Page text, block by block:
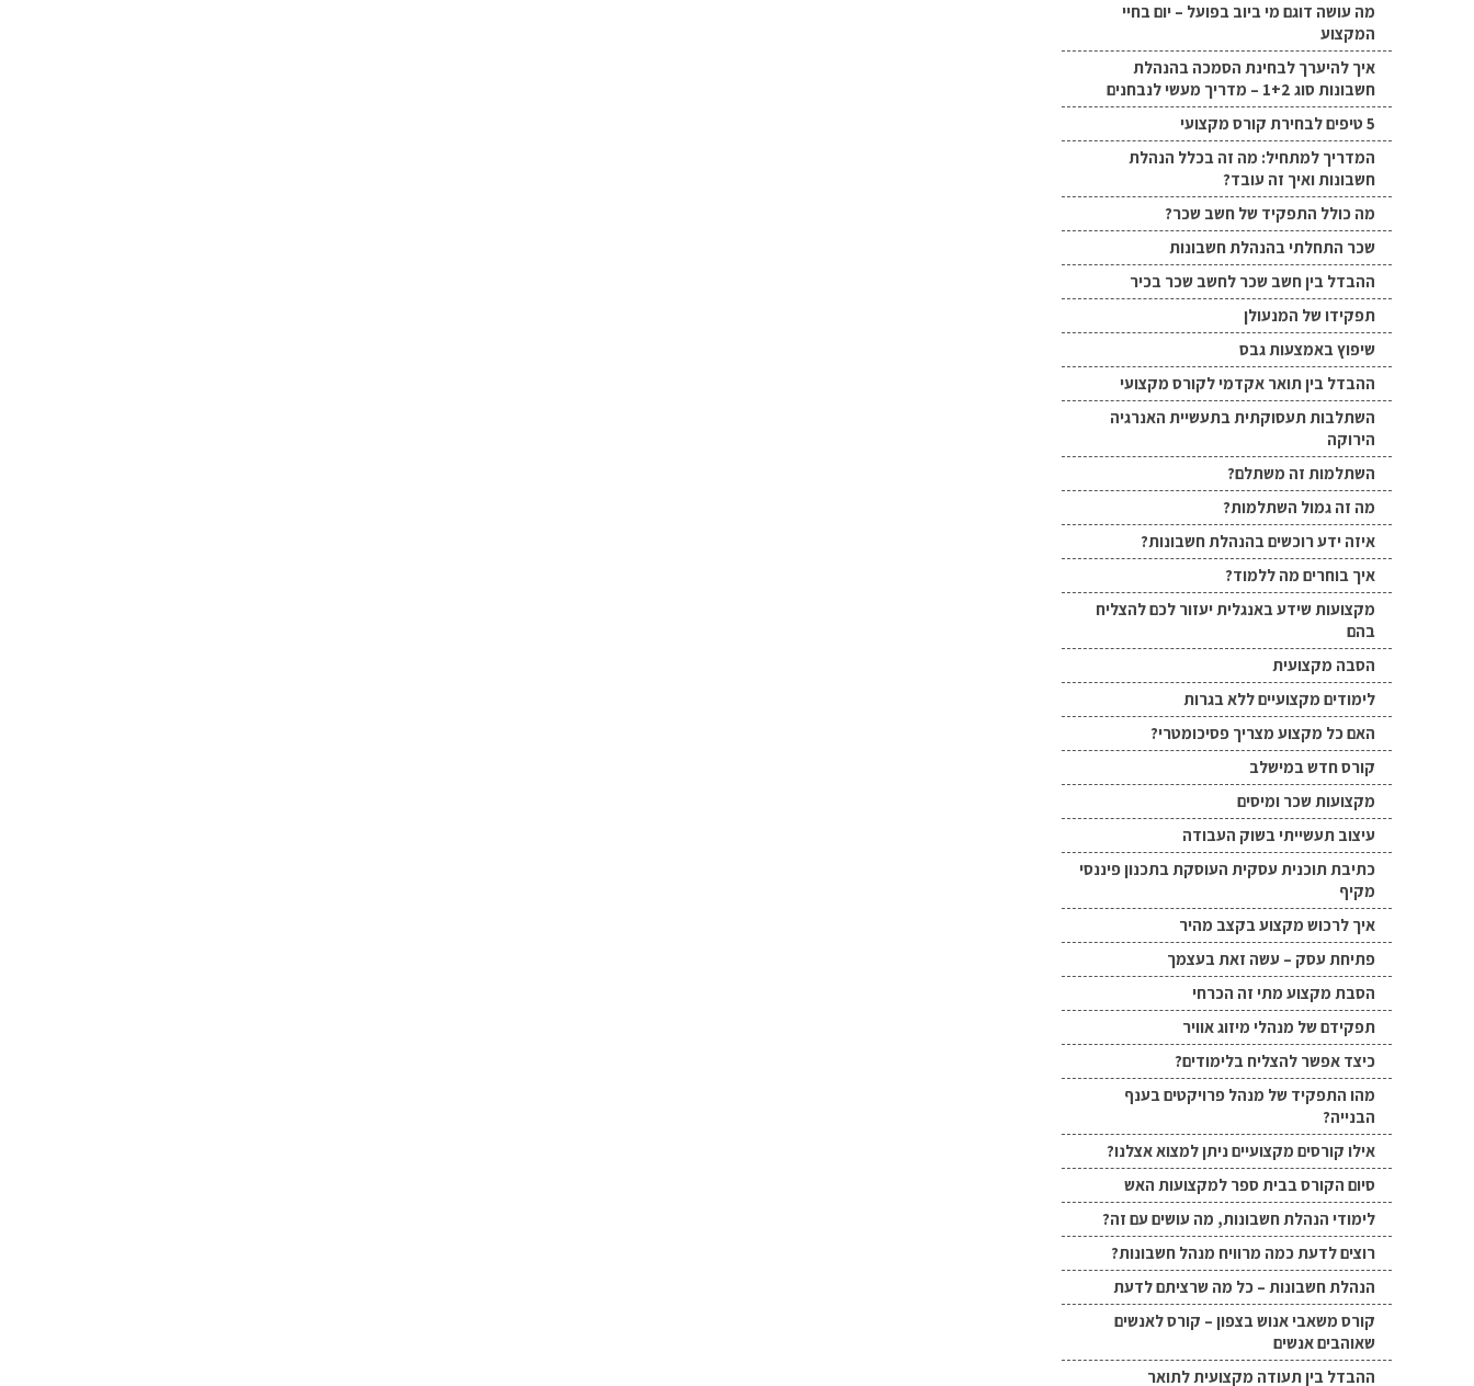
מה עושה דוגם מי ביוב בפועל – יום בחיי
המקצוע
איך להיערך לבחינת הסמכה בהנהלת
חשבונות סוג 1+2 – מדריך מעשי לנבחנים
5 טיפים לבחירת קורס מקצועי
המדריך למתחיל: מה זה בכלל הנהלת
חשבונות ואיך זה עובד?
מה כולל התפקיד של חשב שכר?
שכר התחלתי בהנהלת חשבונות
ההבדל בין חשב שכר לחשב שכר בכיר
תפקידו של המנעולן
שיפוץ באמצעות גבס
ההבדל בין תואר אקדמי לקורס מקצועי
השתלבות תעסוקתית בתעשיית האנרגיה
הירוקה
השתלמות זה משתלם?
מה זה גמול השתלמות?
איזה ידע רוכשים בהנהלת חשבונות?
איך בוחרים מה ללמוד?
מקצועות שידע באנגלית יעזור לכם להצליח
בהם
הסבה מקצועית
לימודים מקצועיים ללא בגרות
האם כל מקצוע מצריך פסיכומטרי?
קורס חדש במישלב
מקצועות שכר ומיסים
עיצוב תעשייתי בשוק העבודה
כתיבת תוכנית עסקית העוסקת בתכנון פיננסי
מקיף
איך לרכוש מקצוע בקצב מהיר
פתיחת עסק – עשה זאת בעצמך
הסבת מקצוע מתי זה הכרחי
תפקידם של מנהלי מיזוג אוויר
כיצד אפשר להצליח בלימודים?
מהו התפקיד של מנהל פרויקטים בענף
הבנייה?
אילו קורסים מקצועיים ניתן למצוא אצלנו?
סיום הקורס בבית ספר למקצועות האש
לימודי הנהלת חשבונות, מה עושים עם זה?
רוצים לדעת כמה מרוויח מנהל חשבונות?
הנהלת חשבונות – כל מה שרציתם לדעת
קורס משאבי אנוש בצפון – קורס לאנשים
שאוהבים אנשים
ההבדל בין תעודה מקצועית לתואר